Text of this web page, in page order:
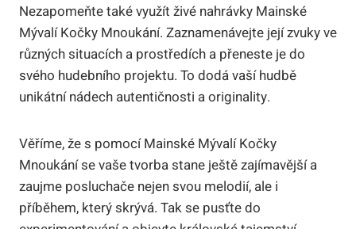
Nezapomeňte také využít živé nahrávky Mainské
Mývalí Kočky Mnoukání. Zaznamenávejte její zvuky ve
různých situacích a prostředích a přeneste je do
svého hudebního projektu. To dodá vaší hudbě
unikátní nádech autentičnosti a originality.
Věříme, že s pomocí Mainské Mývalí Kočky
Mnoukání se vaše tvorba stane ještě zajímavější a
zaujme posluchače nejen svou melodií, ale i
příběhem, který skrývá. Tak se pusťte do